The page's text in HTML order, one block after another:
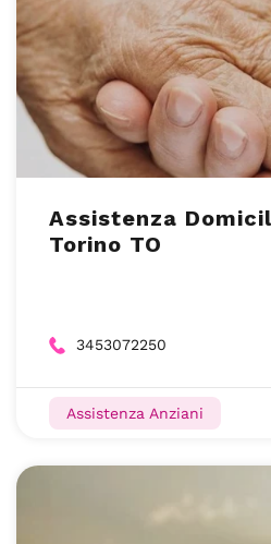
Assistenza
Torino TO
3453072250
Assistenza Anziani